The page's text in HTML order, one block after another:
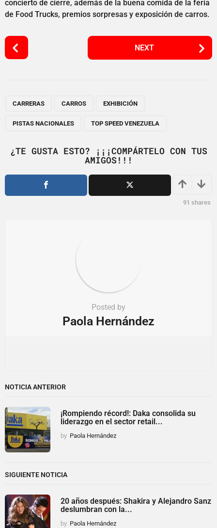
concierto de cierre, además de la buena comida de la feria
de Food Trucks, premios sorpresas y exposición de carros.
P
o
i
o
NEXT
CARRERAS CARROS EXHIBICIÓN
PISTAS NACIONALES TOP SPEED VENEZUELA
¿TE GUSTA ESTO? ¡¡¡COMPÁRTELO CON TUS
AMIGOS!!!
91 shares
Posted by
Paola Hernández
NOTICIA ANTERIOR
¡Rompiendo récord!: Daka consolida su
liderazgo en el sector retail...
by Paola Hernández
SIGUIENTE NOTICIA
20 años después: Shakira y Alejandro Sanz
deslumbran con la...
by Paola Hernández